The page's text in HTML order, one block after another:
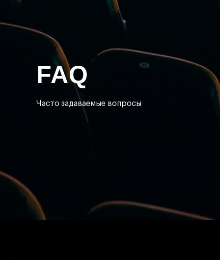
FAQ
Часто задаваемые вопросы